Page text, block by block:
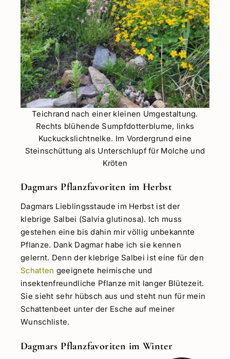
Teichrand nach einer kleinen Umgestaltung.
Rechts blühende Sumpfdotterblume, links
Kuckuckslichtnelke. Im Vordergrund eine
Steinschüttung als Unterschlupf für Molche und
Kröten
Dagmars Pflanzfavoriten im Herbst
Dagmars Lieblingsstaude im Herbst ist der
klebrige Salbei (Salvia glutinosa). Ich muss
gestehen eine bis dahin mir völlig unbekannte
Pflanze. Dank Dagmar habe ich sie kennen
gelernt. Denn der klebrige Salbei ist eine für den
Schatten geeignete heimische und
insektenfreundliche Pflanze mit langer Blütezeit.
Sie sieht sehr hübsch aus und steht nun für mein
Schattenbeet unter der Esche auf meiner
Wunschliste.
Dagmars Pflanzfavoriten im Winter